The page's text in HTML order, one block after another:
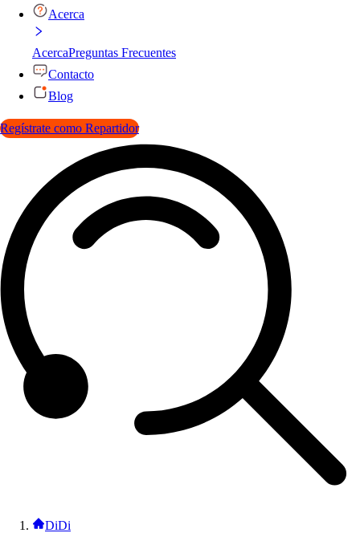
Acerca
AcercaPreguntas Frecuentes
Contacto
Blog
Regístrate como Repartidor
DiDi